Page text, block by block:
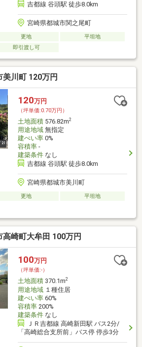
吉都線 谷頭駅 徒歩8.0km
宮崎県都城市関之尾町
更地
平坦地
即引渡し可
川町 120万円
120万円
（坪単価:0.70万円）
土地面積576.82m2
用途地域無指定
建ぺい率0%
容積率-
建築条件なし
吉都線 谷頭駅 徒歩8.0km
宮崎県都城市美川町
更地
平坦地
崎町大牟田 100万円
100万円
（坪単価:-）
土地面積370.1m2
用途地域１種住居
建ぺい率60%
容積率200%
建築条件なし
ＪＲ吉都線 高崎新田駅 バス2分/
「高崎総合支所前」バス停 停歩3分